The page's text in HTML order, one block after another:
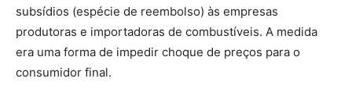
subsídios (espécie de reembolso) às empresas
produtoras e importadoras de combustíveis. A medida
era uma forma de impedir choque de preços para o
consumidor final.